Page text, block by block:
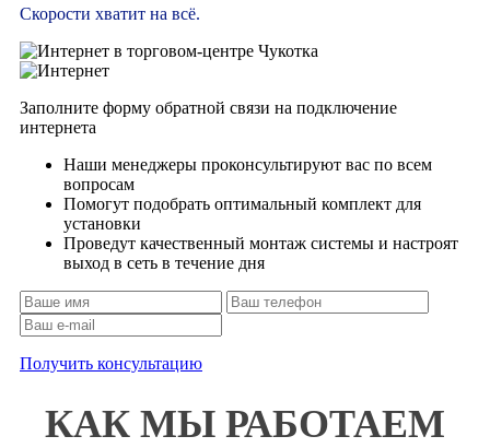
Варшавский
Вегас
Веселый Роджер
Вешняки
Видное Парк
Виктория
Виктория Плаза
Водный
Водный
Высота
Вэйпарк
Скорости хватит на всё.
Заполните форму обратной связи на подключение
интернета
Наши менеджеры проконсультируют вас по всем
вопросам
Помогут подобрать оптимальный комплект для
установки
Проведут качественный монтаж системы и настроят
выход в сеть в течение дня
Получить консультацию
КАК МЫ РАБОТАЕМ